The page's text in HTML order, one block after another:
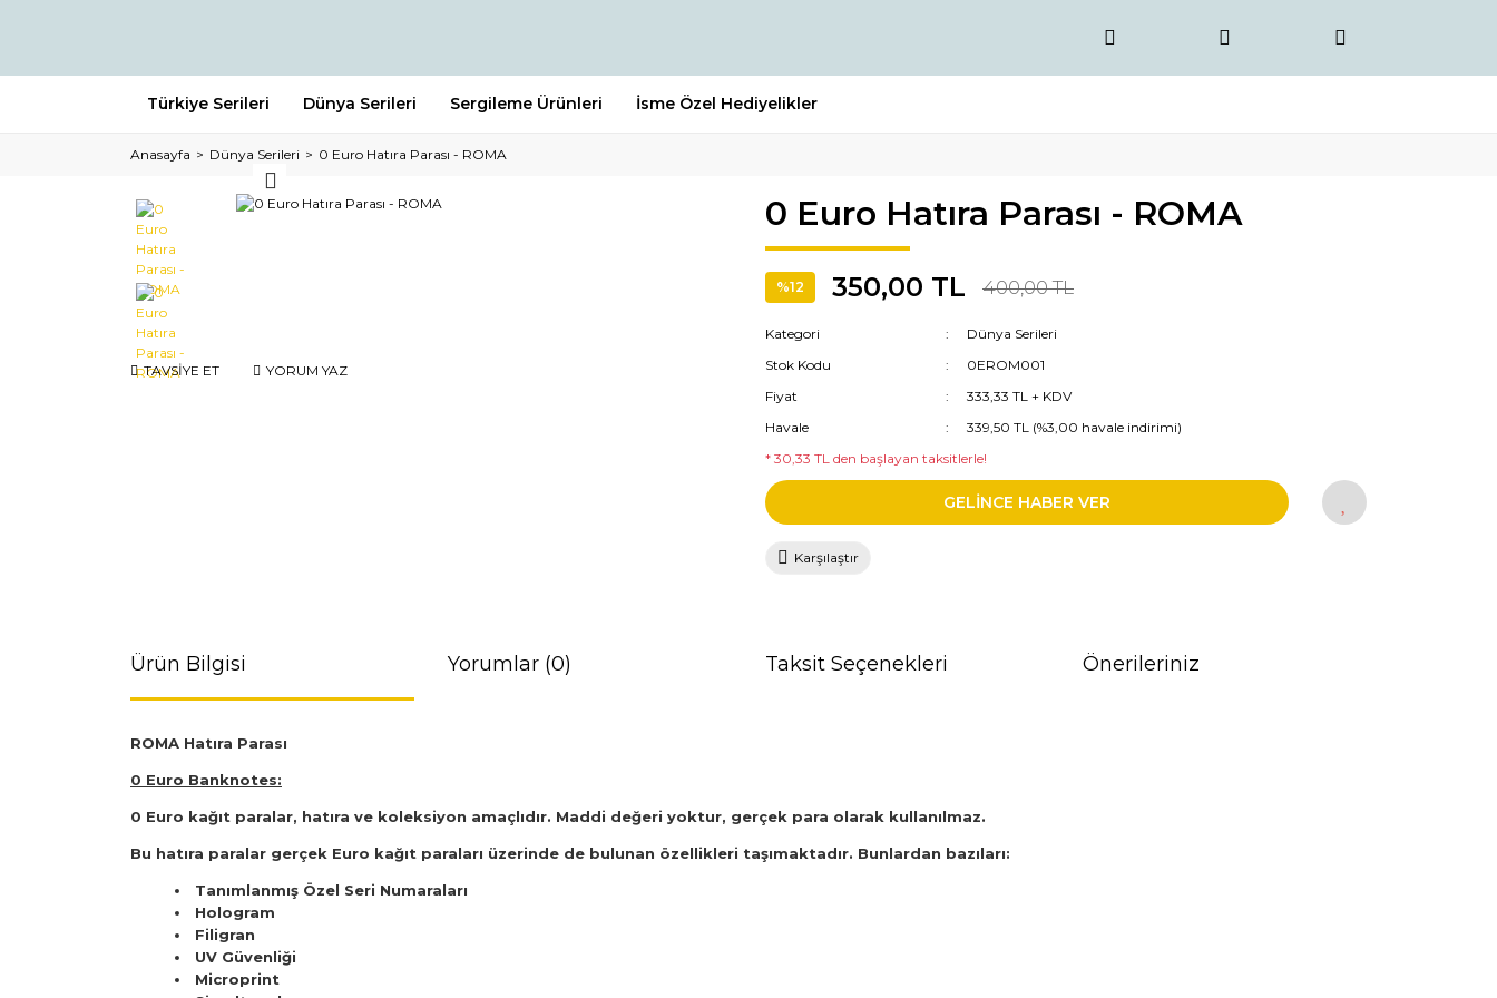
Türkiye Serileri Dünya Serileri Sergileme Ürünleri İsme Özel Hediyelikler
Anasayfa Dünya Serileri 0 Euro Hatıra Parası - ROMA
TAVSİYE ET YORUM YAZ
0 Euro Hatıra Parası - ROMA
%12 350,00 TL 400,00 TL
Kategori
Dünya Serileri
Stok Kodu
0EROM001
Fiyat
333,33 TL + KDV
Havale
339,50 TL (%3,00 havale indirimi)
* 30,33 TL den başlayan taksitlerle!
GELİNCE HABER VER
Karşılaştır
Ürün Bilgisi Yorumlar (0) Taksit Seçenekleri Önerileriniz
ROMA Hatıra Parası
0 Euro Banknotes:
0 Euro kağıt paralar, hatıra ve koleksiyon amaçlıdır. Maddi değeri yoktur, gerçek para olarak kullanılmaz.
Bu hatıra paralar gerçek Euro kağıt paraları üzerinde de bulunan özellikleri taşımaktadır. Bunlardan bazıları:
Tanımlanmış Özel Seri Numaraları
Hologram
Filigran
UV Güvenliği
Microprint